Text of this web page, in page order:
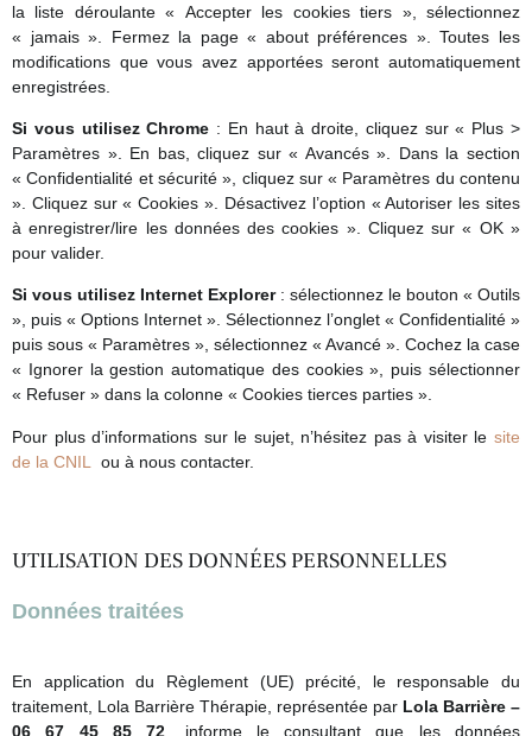
la liste déroulante « Accepter les cookies tiers », sélectionnez
« jamais ». Fermez la page « about préférences ». Toutes les
modifications que vous avez apportées seront automatiquement
enregistrées.
Si vous utilisez Chrome : En haut à droite, cliquez sur « Plus >
Paramètres ». En bas, cliquez sur « Avancés ». Dans la section
« Confidentialité et sécurité », cliquez sur « Paramètres du contenu
». Cliquez sur « Cookies ». Désactivez l’option « Autoriser les sites
à enregistrer/lire les données des cookies ». Cliquez sur « OK »
pour valider.
Si vous utilisez Internet Explorer: sélectionnez le bouton « Outils
», puis « Options Internet ». Sélectionnez l’onglet « Confidentialité »
puis sous « Paramètres », sélectionnez « Avancé ». Cochez la case
« Ignorer la gestion automatique des cookies », puis sélectionner
« Refuser » dans la colonne « Cookies tierces parties ».
Pour plus d’informations sur le sujet, n’hésitez pas à visiter le site
de la CNIL
ou à nous contacter.
UTILISATION DES DONNÉES PERSONNELLES
Données traitées
En application du Règlement (UE) précité, le responsable du
traitement, Lola Barrière Thérapie, représentée par Lola Barrière –
06 67 45 85 72 , informe le consultant que les données